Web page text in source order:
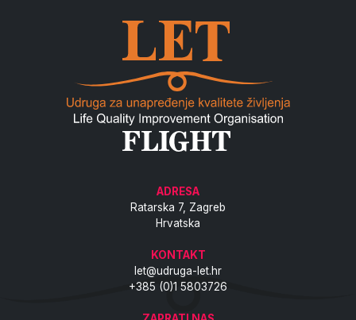
ADRESA
Ratarska 7, Zagreb
Hrvatska
KONTAKT
let@udruga-let.hr
+385 (0)1 5803726